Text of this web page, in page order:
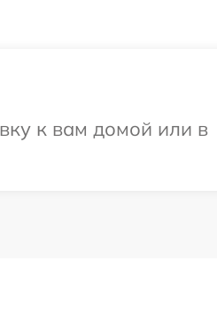
к вам домой или в